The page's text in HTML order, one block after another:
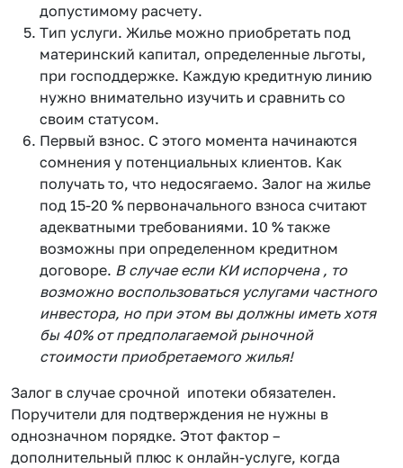
допустимому расчету.
Тип услуги. Жилье можно приобретать под
материнский капитал, определенные льготы,
при господдержке. Каждую кредитную линию
нужно внимательно изучить и сравнить со
своим статусом.
Первый взнос. С этого момента начинаются
сомнения у потенциальных клиентов. Как
получать то, что недосягаемо. Залог на жилье
под 15-20 % первоначального взноса считают
адекватными требованиями. 10 % также
возможны при определенном кредитном
договоре. В случае если КИ испорчена , то
возможно воспользоваться услугами частного
инвестора, но при этом вы должны иметь хотя
бы 40% от предполагаемой рыночной
стоимости приобретаемого жилья!
Залог в случае срочной ипотеки обязателен.
Поручители для подтверждения не нужны в
однозначном порядке. Этот фактор –
дополнительный плюс к онлайн-услуге, когда